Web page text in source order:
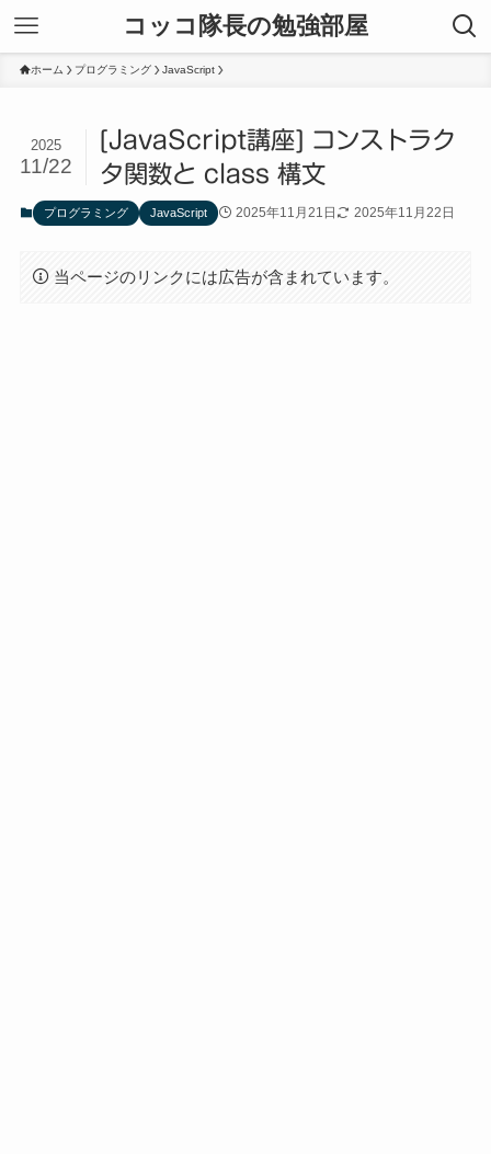
コッコ隊長の勉強部屋
ホーム プログラミング JavaScript
[JavaScript講座] コンストラク
タ関数と class 構文
2025
11/22
プログラミング JavaScript 2025年11月21日 2025年11月22日
当ページのリンクには広告が含まれています。